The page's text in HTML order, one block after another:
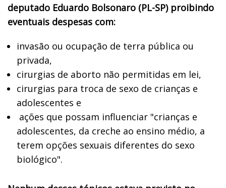
deputado Eduardo Bolsonaro (PL-SP) proibindo
eventuais despesas com:
invasão ou ocupação de terra pública ou
privada,
cirurgias de aborto não permitidas em lei,
cirurgias para troca de sexo de crianças e
adolescentes e
ações que possam influenciar "crianças e
adolescentes, da creche ao ensino médio, a
terem opções sexuais diferentes do sexo
biológico".